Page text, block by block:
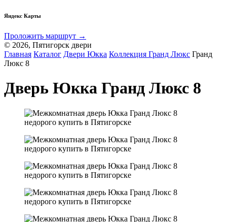
Яндекс Карты
Проложить маршрут →
© 2026, Пятигорск двери
Главная Каталог Двери Юкка Коллекция Гранд Люкс Гранд
Люкс 8
Дверь Юкка Гранд Люкс 8